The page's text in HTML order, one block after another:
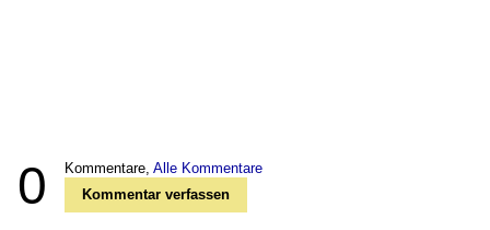
0 Kommentare, Alle Kommentare
Kommentar verfassen